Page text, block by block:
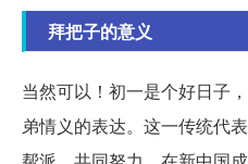
拜把子的意义
当然可以！初一是个好日子
弟情义的表达。这一传统代